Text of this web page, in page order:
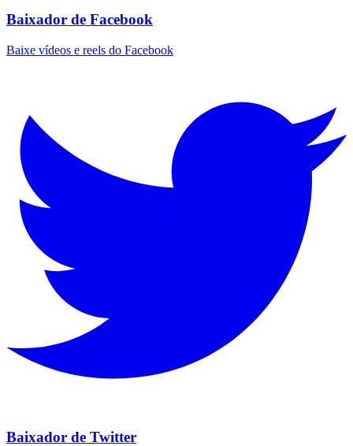
Baixador de Facebook
Baixe vídeos e reels do Facebook
Baixador de Twitter